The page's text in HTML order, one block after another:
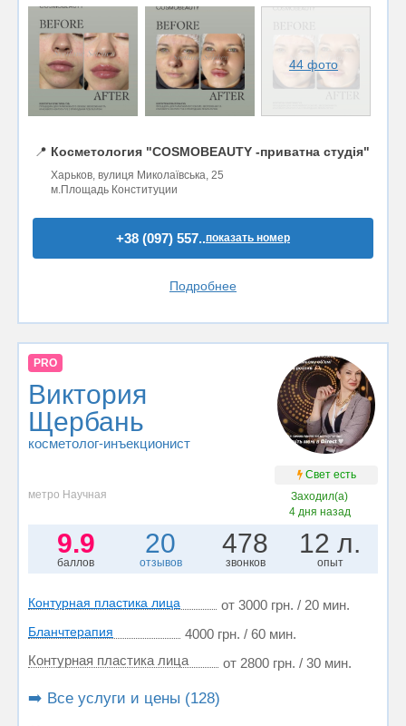
44 фото
📍 Косметология "COSMOBEAUTY -приватна студія"
Харьков, вулиця Миколаївська, 25
м.Площадь Конституции
+38 (097) 557..показать номер
Подробнее
PRO
Виктория
Щербань
косметолог-инъекционист
Свет есть
метро Научная
Заходил(а)
4 дня назад
9.9
баллов
20
отзывов
478
звонков
12 л.
опыт
Контурная пластика лица от 3000 грн. / 20 мин.
Бланчтерапия
4000 грн. / 60 мин.
Контурная пластика лица
от 2800 грн. / 30 мин.
➡️ Все услуги и цены (128)